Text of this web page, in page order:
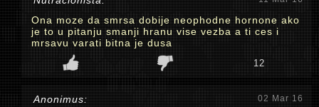
Ona moze da smrsa dobije neophodne hornone ako
je to u pitanju smanji hranu vise vezba a ti ces i
mrsavu varati bitna je dusa
12
Anonimus: 02 Mar 16